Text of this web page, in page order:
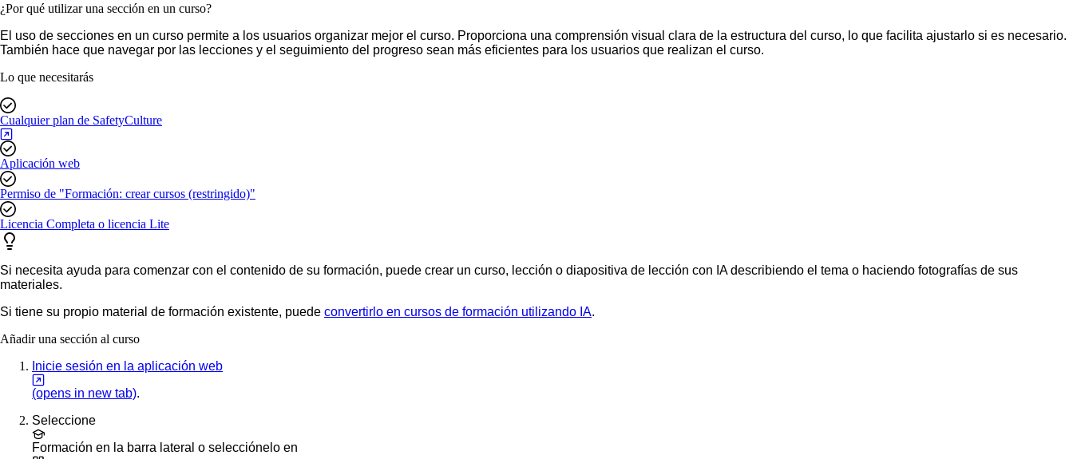
¿Por qué utilizar una sección en un curso?
El uso de secciones en un curso permite a los usuarios organizar mejor el curso. Proporciona una comprensión visual clara de la estructura del curso, lo que facilita ajustarlo si es necesario.
También hace que navegar por las lecciones y el seguimiento del progreso sean más eficientes para los usuarios que realizan el curso.
Lo que necesitarás
Cualquier plan de SafetyCulture
Aplicación web
Permiso de "Formación: crear cursos (restringido)"
Licencia Completa o licencia Lite
Si necesita ayuda para comenzar con el contenido de su formación, puede crear un curso, lección o diapositiva de lección con IA describiendo el tema o haciendo fotografías de sus
materiales.
Si tiene su propio material de formación existente, puede convertirlo en cursos de formación utilizando IA.
Añadir una sección al curso
Inicie sesión en la aplicación web
(opens in new tab).
Seleccione
Formación en la barra lateral o selecciónelo en